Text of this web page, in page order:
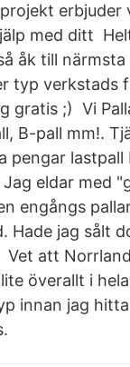
erbjuder
med ditt
åk till
typ verkstads
gratis ;) Vi
B-pall mm!.
pengar lastpall
eldar med
engångs
Hade jag sålt
att
överallt i
innan jag